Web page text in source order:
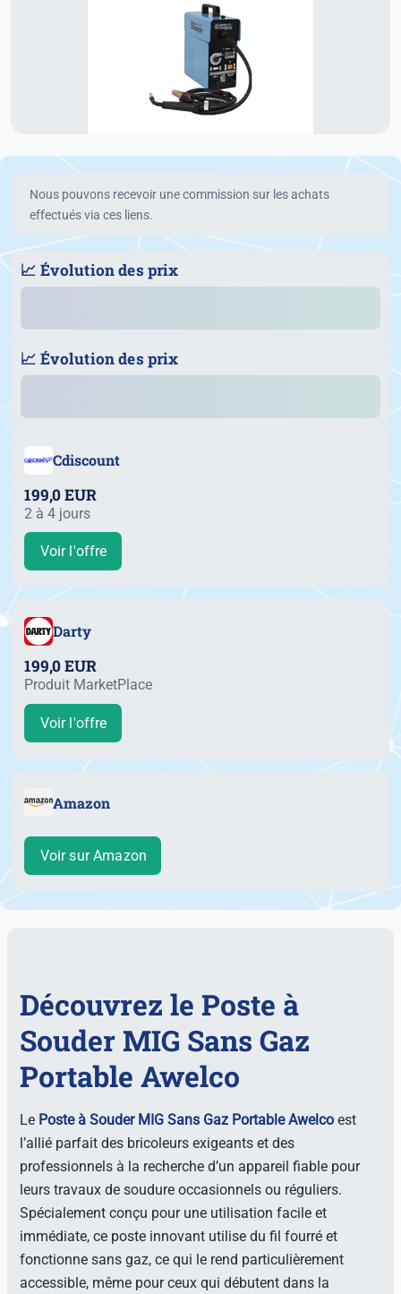
Nous pouvons recevoir une commission sur les achats
effectués via ces liens.
📈 Évolution des prix
📈 Évolution des prix
Cdiscount
199,0 EUR
2 à 4 jours
Voir l'offre
Darty
199,0 EUR
Produit MarketPlace
Voir l'offre
Amazon
Voir sur Amazon
Découvrez le Poste à
Souder MIG Sans Gaz
Portable Awelco
Le Poste à Souder MIG Sans Gaz Portable Awelco est
l’allié parfait des bricoleurs exigeants et des
professionnels à la recherche d’un appareil fiable pour
leurs travaux de soudure occasionnels ou réguliers.
Spécialement conçu pour une utilisation facile et
immédiate, ce poste innovant utilise du fil fourré et
fonctionne sans gaz, ce qui le rend particulièrement
accessible, même pour ceux qui débutent dans la